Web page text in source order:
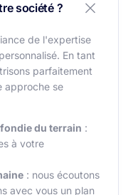
société ?
de l'expertise
En tant
parfaitement
approche se
du terrain :
à votre
: nous écoutons
avec vous un plan